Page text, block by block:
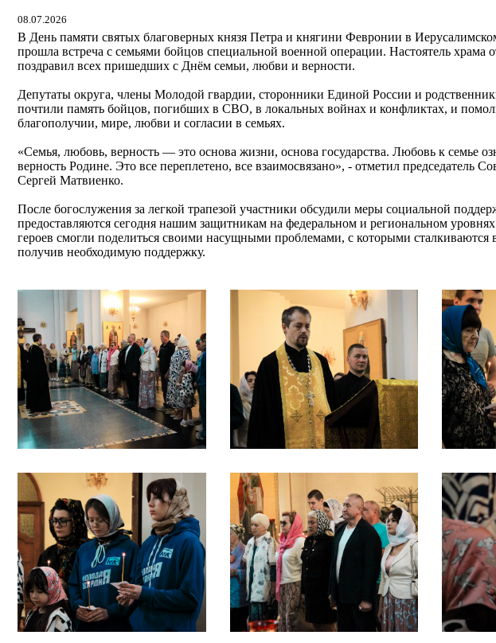
08.07.2026
В День памяти святых благоверных князя Петра и княгини Февронии в
прошла встреча с семьями бойцов специальной военной операции. Настоятель храма
поздравил всех пришедших с Днём семьи, любви и верности.
Депутаты округа, члены Молодой гвардии, сторонники Единой России и
почтили память бойцов, погибших в СВО, в локальных войнах и конфликтах, и
благополучии, мире, любви и согласии в семьях.
«Семья, любовь, верность — это основа жизни, основа государства. Любовь к семье
верность Родине. Это все переплетено, все взаимосвязано», - отметил председатель
Сергей Матвиенко.
После богослужения за легкой трапезой участники обсудили меры социальной
предоставляются сегодня нашим защитникам на федеральном и региональном
героев смогли поделиться своими насущными проблемами, с которыми сталкиваются
получив необходимую поддержку.